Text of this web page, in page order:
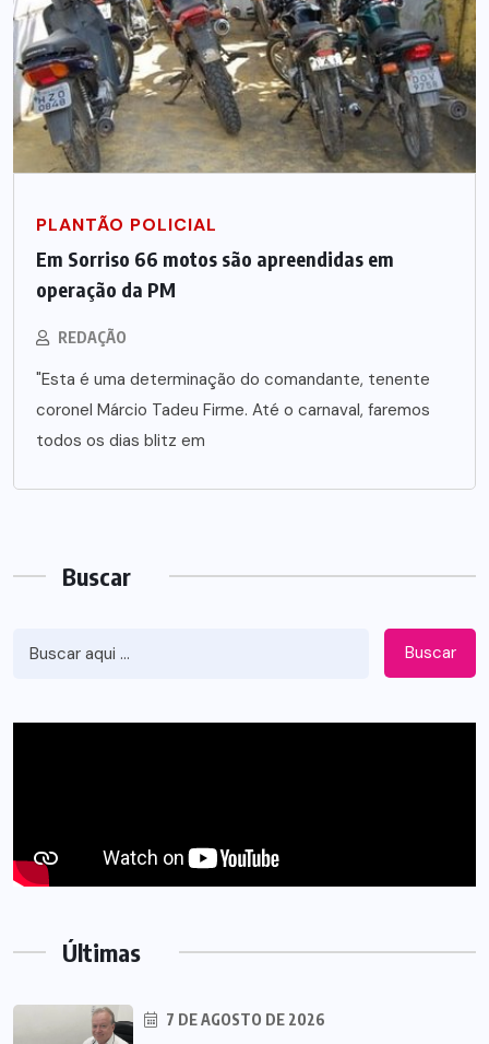
PLANTÃO POLICIAL
Em Sorriso 66 motos são apreendidas em
operação da PM
REDAÇÃO
"Esta é uma determinação do comandante, tenente
coronel Márcio Tadeu Firme. Até o carnaval, faremos
todos os dias blitz em
Buscar
Buscar
Últimas
7 DE AGOSTO DE 2026